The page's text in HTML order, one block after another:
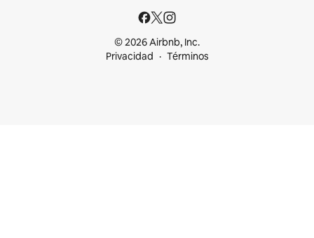
© 2026 Airbnb, Inc.
Privacidad
Términos